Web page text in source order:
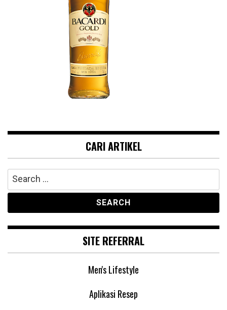
CARI ARTIKEL
Search
for:
SITE REFERRAL
Men's Lifestyle
Aplikasi Resep